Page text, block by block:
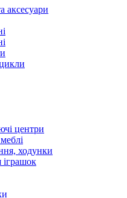
аксесуари
центри
ходунки